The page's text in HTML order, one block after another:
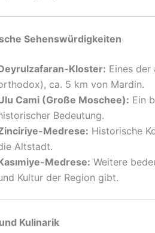
Sehenswürdigkeiten
Kloster: Eines
ca. 5 km von Mardin.
Cami (Große Moschee): Ein
Bedeutung.
Medrese: Historische
Altstadt.
Medrese: Weitere
Kultur der Region gibt.
Kulinarik